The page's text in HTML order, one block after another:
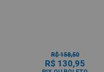
R$ 158,50
R$ 130,95